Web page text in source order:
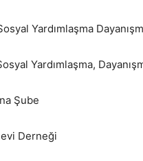
Yardımlaşma
Yardımlaşma,
Şube
Derneği